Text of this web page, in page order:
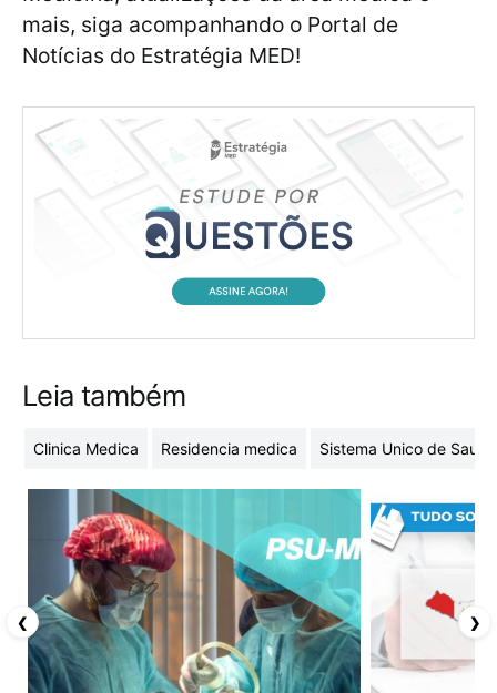
mais, siga acompanhando o Portal de
Notícias do Estratégia MED!
Leia também
Clinica Medica Residencia medica Sistema Unico de
❮ ❯